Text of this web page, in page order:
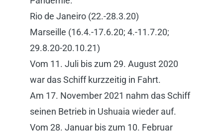
Rio de Janeiro (22.-28.3.20)
Marseille (16.4.-17.6.20; 4.-11.7.20;
29.8.20-20.10.21)
Vom 11. Juli bis zum 29. August 2020
war das Schiff kurzzeitig in Fahrt.
Am 17. November 2021 nahm das Schiff
seinen Betrieb in Ushuaia wieder auf.
Vom 28. Januar bis zum 10. Februar